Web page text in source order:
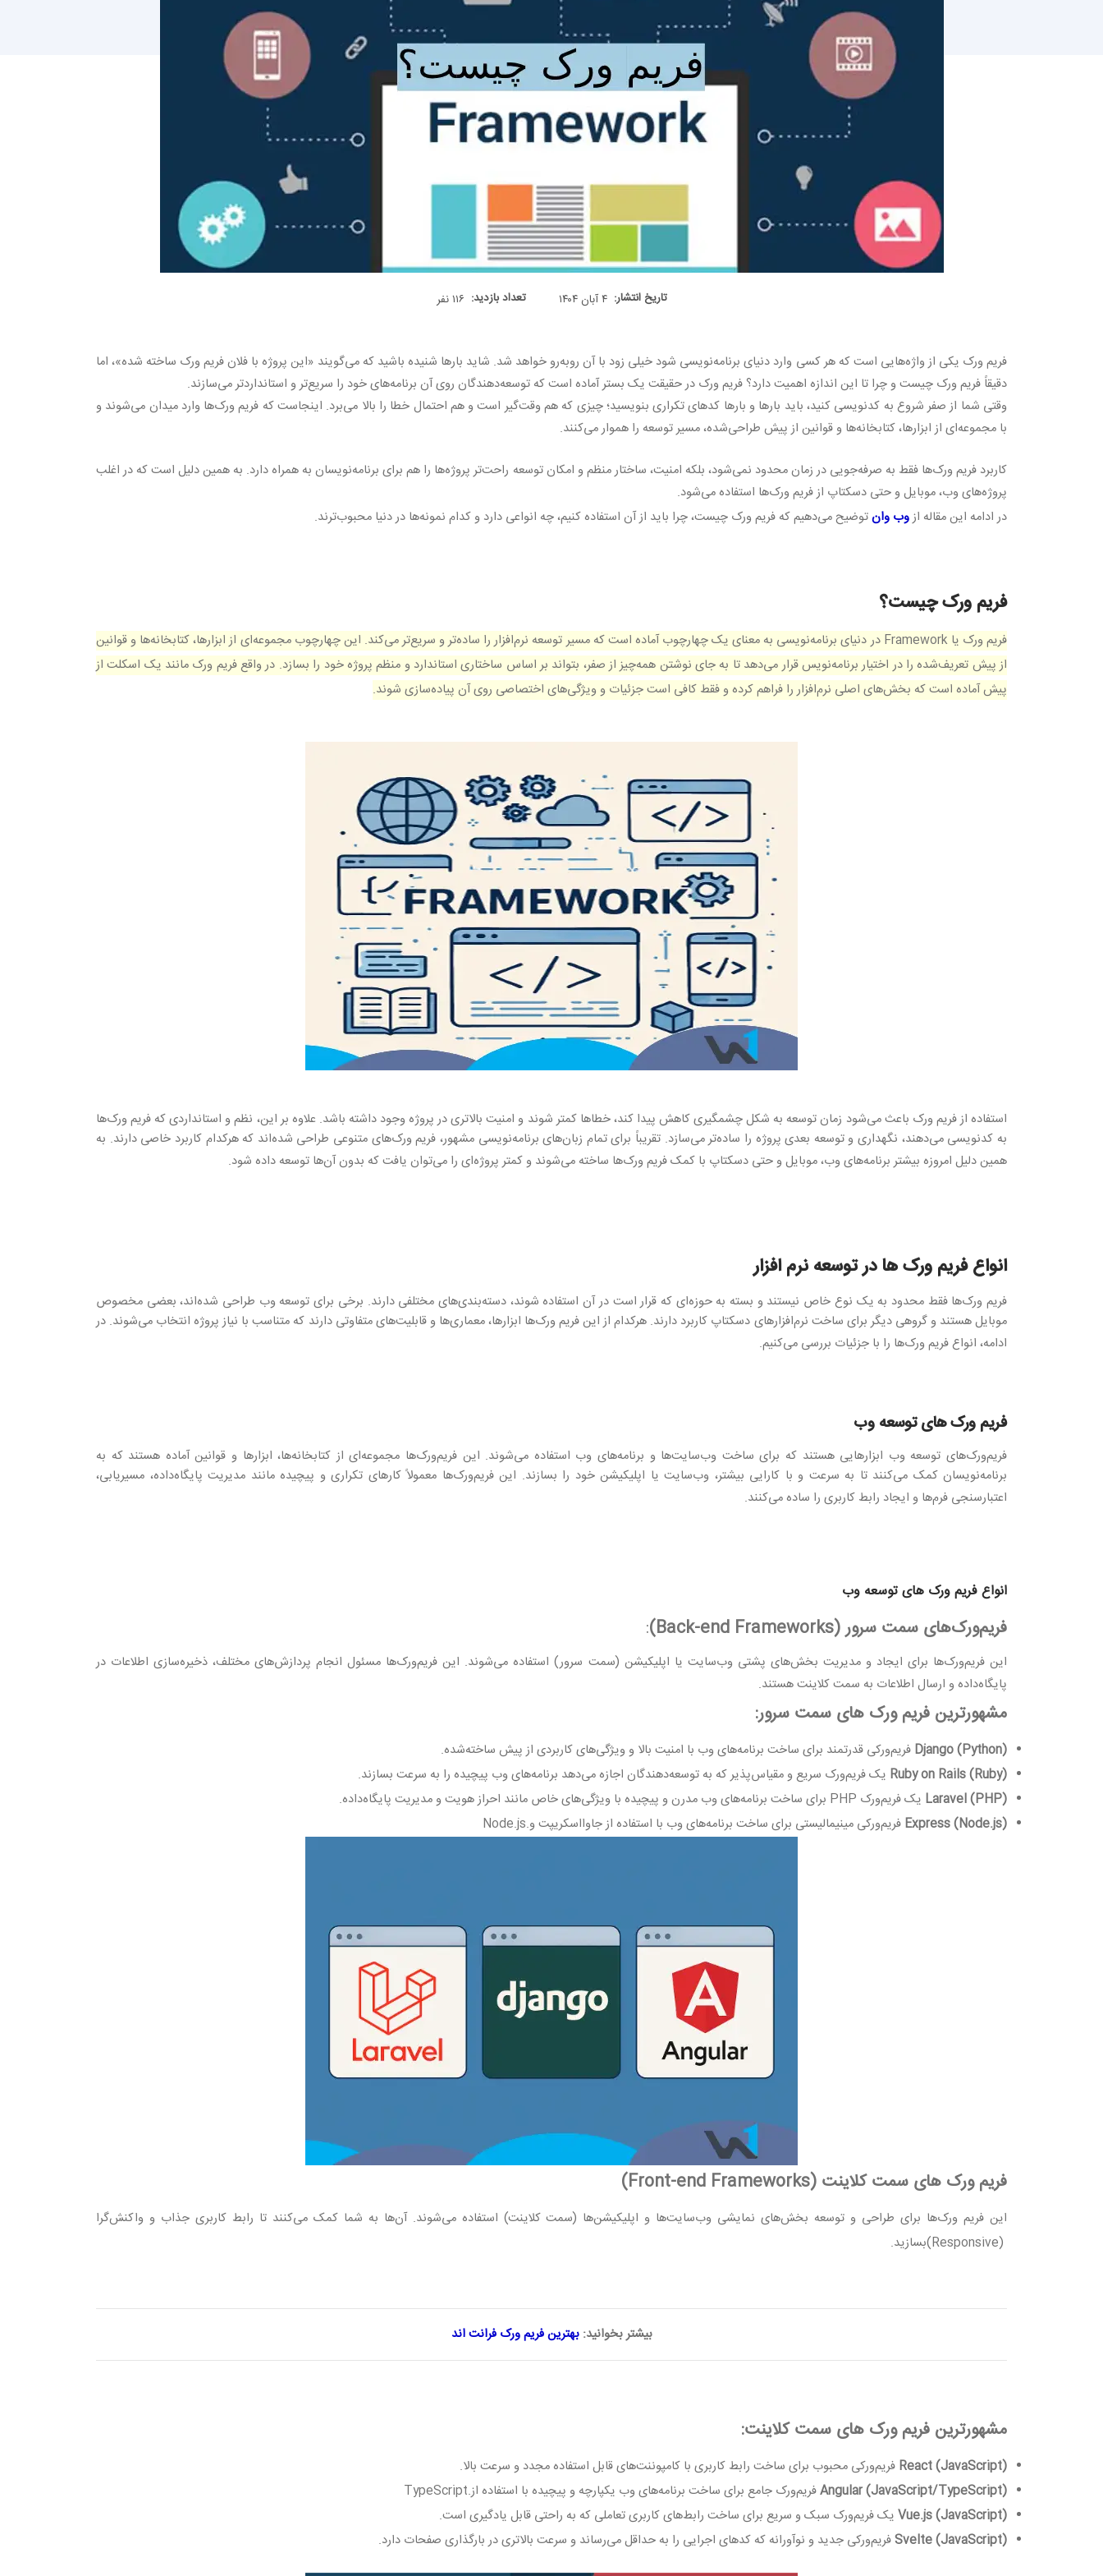
تاریخ انتشار: ۴ آبان ۱۴۰۴ تعداد بازدید: ۱۱۶ نفر
فریم ورک یکی از واژه‌هایی است که هر کسی وارد دنیای برنامه‌نویسی شود خیلی زود با آن روبه‌رو خواهد شد. شاید بارها شنیده باشید که می‌گویند «این پروژه با فلان فریم ورک ساخته شده»، اما
دقیقاً فریم ورک چیست و چرا تا این اندازه اهمیت دارد؟ فریم ورک در حقیقت یک بستر آماده است که توسعه‌دهندگان روی آن برنامه‌های خود را سریع‌تر و استانداردتر می‌سازند.
وقتی شما از صفر شروع به کدنویسی کنید، باید بارها و بارها کدهای تکراری بنویسید؛ چیزی که هم وقت‌گیر است و هم احتمال خطا را بالا می‌برد. اینجاست که فریم ورک‌ها وارد میدان می‌شوند و
با مجموعه‌ای از ابزارها، کتابخانه‌ها و قوانین از پیش طراحی‌شده، مسیر توسعه را هموار می‌کنند.
کاربرد فریم ورک‌ها فقط به صرفه‌جویی در زمان محدود نمی‌شود، بلکه امنیت، ساختار منظم و امکان توسعه راحت‌تر پروژه‌ها را هم برای برنامه‌نویسان به همراه دارد. به همین دلیل است که در اغلب
پروژه‌های وب، موبایل و حتی دسکتاپ از فریم ورک‌ها استفاده می‌شود.
در ادامه این مقاله ازوب وانتوضیح می‌دهیم که فریم ورک چیست، چرا باید از آن استفاده کنیم، چه انواعی دارد و کدام نمونه‌ها در دنیا محبوب‌ترند.
فریم ورک چیست؟
فریم ورک یا Framework
در دنیای برنامه‌نویسی به معنای یک چهارچوب آماده است که مسیر توسعه نرم‌افزار را ساده‌تر و سریع‌تر می‌کند. این چهارچوب مجموعه‌ای از ابزارها، کتابخانه‌ها و قوانین
از پیش تعریف‌شده را در اختیار برنامه‌نویس قرار می‌دهد تا به جای نوشتن همه‌چیز از صفر، بتواند بر اساس ساختاری استاندارد و منظم پروژه خود را بسازد. در واقع فریم ورک مانند یک اسکلت از
پیش آماده است که بخش‌های اصلی نرم‌افزار را فراهم کرده و فقط کافی است جزئیات و ویژگی‌های اختصاصی روی آن پیاده‌سازی شوند.
استفاده از فریم ورک باعث می‌شود زمان توسعه به شکل چشمگیری کاهش پیدا کند، خطاها کمتر شوند و امنیت بالاتری در پروژه وجود داشته باشد. علاوه بر این، نظم و استانداردی که فریم ورک‌ها
به کدنویسی می‌دهند، نگهداری و توسعه بعدی پروژه را ساده‌تر می‌سازد. تقریباً برای تمام زبان‌های برنامه‌نویسی مشهور، فریم ورک‌های متنوعی طراحی شده‌اند که هرکدام کاربرد خاصی دارند. به
همین دلیل امروزه بیشتر برنامه‌های وب، موبایل و حتی دسکتاپ با کمک فریم ورک‌ها ساخته می‌شوند و کمتر پروژه‌ای را می‌توان یافت که بدون آن‌ها توسعه داده شود.
انواع فریم ورک‌ ها در توسعه نرم افزار
فریم ورک‌ها فقط محدود به یک نوع خاص نیستند و بسته به حوزه‌ای که قرار است در آن استفاده شوند، دسته‌بندی‌های مختلفی دارند. برخی برای توسعه وب طراحی شده‌اند، بعضی مخصوص
موبایل هستند و گروهی دیگر برای ساخت نرم‌افزارهای دسکتاپ کاربرد دارند. هرکدام از این فریم ورک‌ها ابزارها، معماری‌ها و قابلیت‌های متفاوتی دارند که متناسب با نیاز پروژه انتخاب می‌شوند. در
ادامه، انواع فریم ورک‌ها را با جزئیات بررسی می‌کنیم.
فریم‌ ورک‌ های توسعه وب
فریم‌ورک‌های توسعه وب ابزارهایی هستند که برای ساخت وب‌سایت‌ها و برنامه‌های وب استفاده می‌شوند. این فریم‌ورک‌ها مجموعه‌ای از کتابخانه‌ها، ابزارها و قوانین آماده هستند که به
برنامه‌نویسان کمک می‌کنند تا به سرعت و با کارایی بیشتر، وب‌سایت یا اپلیکیشن خود را بسازند. این فریم‌ورک‌ها معمولاً کارهای تکراری و پیچیده مانند مدیریت پایگاه‌داده، مسیریابی،
اعتبارسنجی فرم‌ها و ایجاد رابط کاربری را ساده می‌کنند.
انواع فریم‌ ورک ‌های توسعه وب
فریم‌ورک‌های سمت سرور(Back-end Frameworks)
:
این فریم‌ورک‌ها برای ایجاد و مدیریت بخش‌های پشتی وب‌سایت یا اپلیکیشن (سمت سرور) استفاده می‌شوند. این فریم‌ورک‌ها مسئول انجام پردازش‌های مختلف، ذخیره‌سازی اطلاعات در
پایگاه‌داده و ارسال اطلاعات به سمت کلاینت هستند.
مشهورترین فریم‌ ورک‌ های سمت سرور:
Django (Python) فریم‌ورکی قدرتمند برای ساخت برنامه‌های وب با امنیت بالا و ویژگی‌های کاربردی از پیش ساخته‌شده.
Ruby on Rails (Ruby) یک فریم‌ورک سریع و مقیاس‌پذیر که به توسعه‌دهندگان اجازه می‌دهد برنامه‌های وب پیچیده را به سرعت بسازند.
Laravel (PHP) یک فریم‌ورک PHP برای ساخت برنامه‌های وب مدرن و پیچیده با ویژگی‌های خاص مانند احراز هویت و مدیریت پایگاه‌داده.
Express (Node.js) فریم‌ورکی مینیمالیستی برای ساخت برنامه‌های وب با استفاده از جاوااسکریپت وNode.js.
فریم ‌ورک ‌های سمت کلاینت (Front-end Frameworks)
این فریم‌ ورک‌ها برای طراحی و توسعه بخش‌های نمایشی وب‌سایت‌ها و اپلیکیشن‌ها (سمت کلاینت) استفاده می‌شوند. آن‌ها به شما کمک می‌کنند تا رابط کاربری جذاب و واکنش‌گرا
(Responsive)بسازید.
بیشتر بخوانید:بهترین فریم ورک فرانت اند
مشهورترین فریم ‌ورک‌ های سمت کلاینت:
React (JavaScript) فریم‌ورکی محبوب برای ساخت رابط کاربری با کامپوننت‌های قابل استفاده مجدد و سرعت بالا.
Angular (JavaScript/TypeScript)فریم‌ورک جامع برای ساخت برنامه‌های وب یکپارچه و پیچیده با استفاده ازTypeScript.
Vue.js (JavaScript) یک فریم‌ورک سبک و سریع برای ساخت رابط‌های کاربری تعاملی که به راحتی قابل یادگیری است.
Svelte (JavaScript)فریم‌ورکی جدید و نوآورانه که کدهای اجرایی را به حداقل می‌رساند و سرعت بالاتری در بارگذاری صفحات دارد.